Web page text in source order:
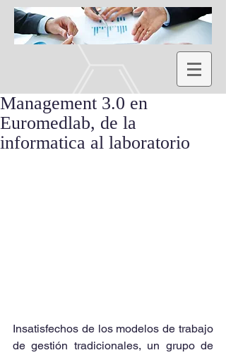
Management 3.0 en
Euromedlab, de la
informatica al laboratorio
Insatisfechos de los modelos de trabajo
de gestión tradicionales, un grupo de